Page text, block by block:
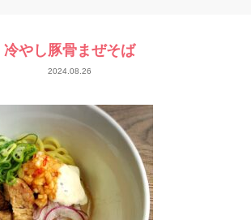
冷やし豚骨まぜそば
2024.08.26